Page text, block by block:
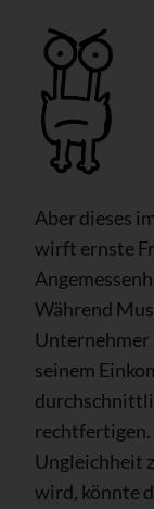
Aber dieses
wirft ernste
Während
Unternehmer
seinem
Ungleichheit
wird, könnte